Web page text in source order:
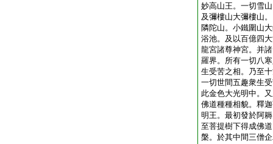
妙高山王。一切雪
及彌樓山大彌樓山
隣陀山。小鐵圍山
浴池。及以百億四
龍宮諸尊神宮。并
羅界。所有一切八
生受苦之相。乃至
一切世間五趣衆生
此金色大光明中。
佛道種種相貌。釋
明王。最初發於阿
至菩提樹下得成佛
槃。於其中間三僧